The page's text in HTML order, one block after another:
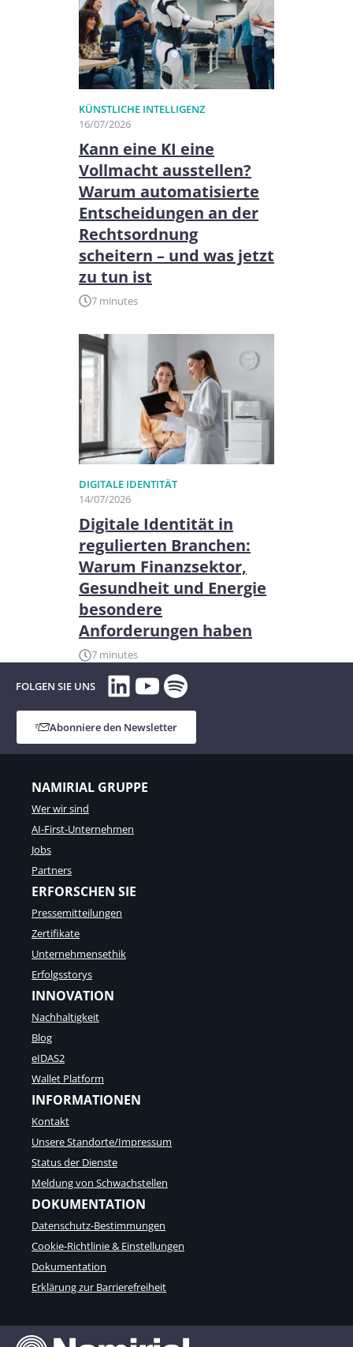
KÜNSTLICHE INTELLIGENZ
16/07/2026
Kann eine KI eine
Vollmacht ausstellen?
Warum automatisierte
Entscheidungen an der
Rechtsordnung
scheitern – und was jetzt
zu tun ist
7 minutes
DIGITALE IDENTITÄT
14/07/2026
Digitale Identität in
regulierten Branchen:
Warum Finanzsektor,
Gesundheit und Energie
besondere
Anforderungen haben
7 minutes
FOLGEN SIE UNS LinkedIn
YouTube
Spotify
Abonniere den Newsletter
NAMIRIAL GRUPPE
Wer wir sind
AI-First-Unternehmen
Jobs
Partners
ERFORSCHEN SIE
Pressemitteilungen
Zertifikate
Unternehmensethik
Erfolgsstorys
INNOVATION
Nachhaltigkeit
Blog
eIDAS2
Wallet Platform
INFORMATIONEN
Kontakt
Unsere Standorte/Impressum
Status der Dienste
Meldung von Schwachstellen
DOKUMENTATION
Datenschutz-Bestimmungen
Cookie-Richtlinie & Einstellungen
Dokumentation
Erklärung zur Barrierefreiheit